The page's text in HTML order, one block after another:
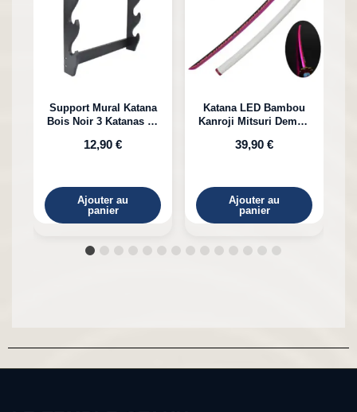
Support Mural Katana
Bois Noir 3 Katanas en
12,90 €
Ajouter au
panier
Katana LED Bambou
Kanroji Mitsuri Demon
39,90 €
Ajouter au
panier